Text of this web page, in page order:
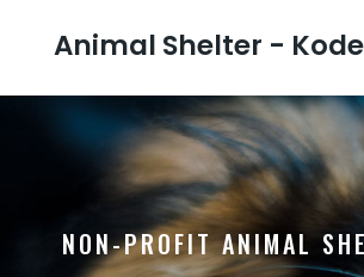
Animal Shelter -
NON-PROFIT ANIMAL